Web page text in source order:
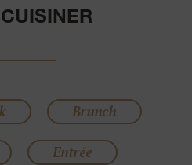
Brunch
Entrée